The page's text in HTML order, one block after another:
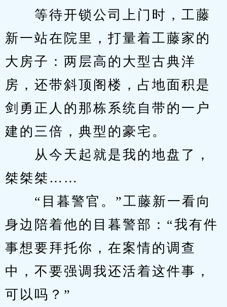
等待开锁公司上门时，工藤
新一站在院里，打量着工藤家的
大房子：两层高的大型古典洋
房，还带斜顶阁楼，占地面积是
剑勇正人的那栋系统自带的一户
建的三倍，典型的豪宅。
从今天起就是我的地盘了，
桀桀桀……
“目暮警官。”工藤新一看向
身边陪着他的目暮警部：“我有件
事想要拜托你，在案情的调查
中，不要强调我还活着这件事，
可以吗？”